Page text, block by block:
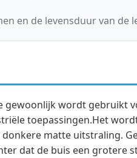
en de levensduur van de
gewoonlijk wordt gebruikt
toepassingen.Het
matte uitstraling.
dat de buis een grotere